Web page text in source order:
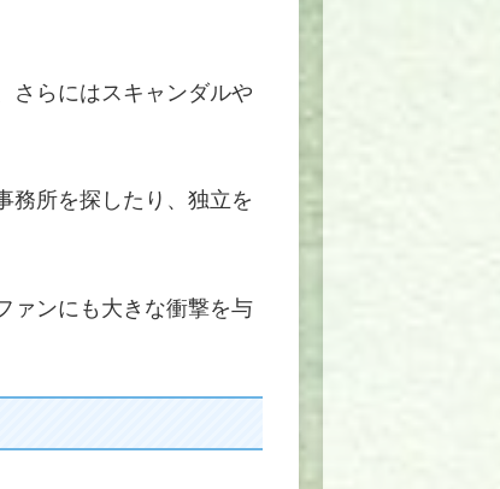
さらにはスキャンダルや
務所を探したり、独立を
ァンにも大きな衝撃を与